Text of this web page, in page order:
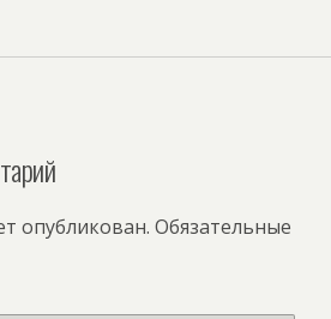
опубликован. Обязательные